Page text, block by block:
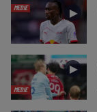
MEDIE ►
MEDIE
►